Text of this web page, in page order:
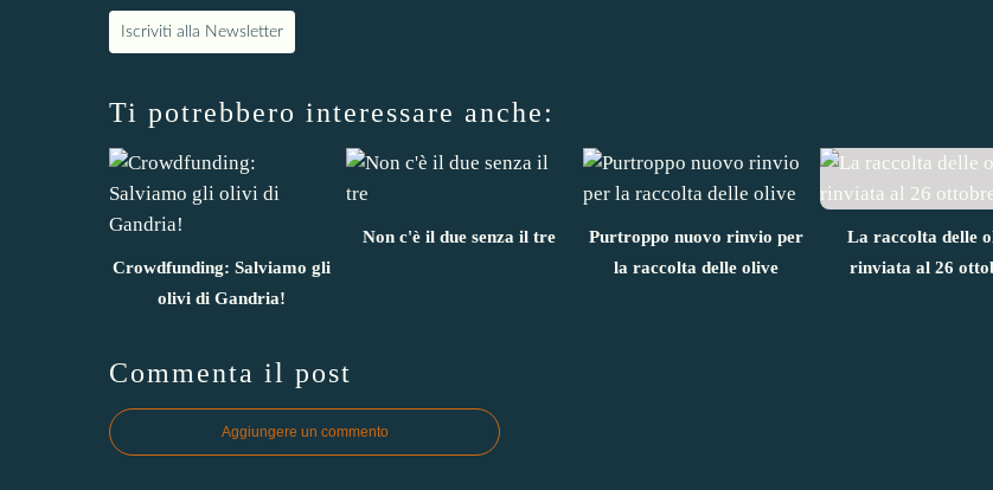
Iscriviti alla Newsletter
Ti potrebbero interessare anche:
Crowdfunding: Salviamo gli
olivi di Gandria!
Non c'è il due senza il tre
Purtroppo nuovo rinvio per
la raccolta delle olive
La raccolta delle
rinviata al 26
Commenta il post
Aggiungere un commento